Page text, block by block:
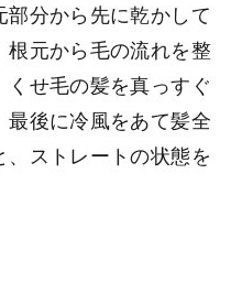
分から先に乾かして
元から毛の流れを整
せ毛の髪を真っすぐ
後に冷風をあて髪全
ストレートの状態を